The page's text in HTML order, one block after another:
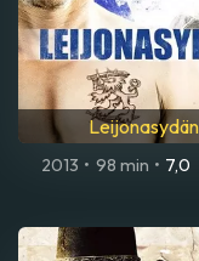
Leijonasydän
2013 • 98 min • 7,0